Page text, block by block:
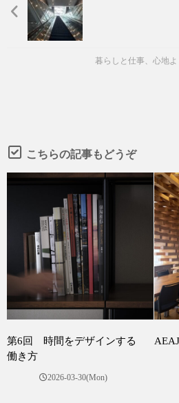
暮らしと仕事、心地よ
こちらの記事もどうぞ
第6回 時間をデザインする
働き方
2026-03-30(Mon)